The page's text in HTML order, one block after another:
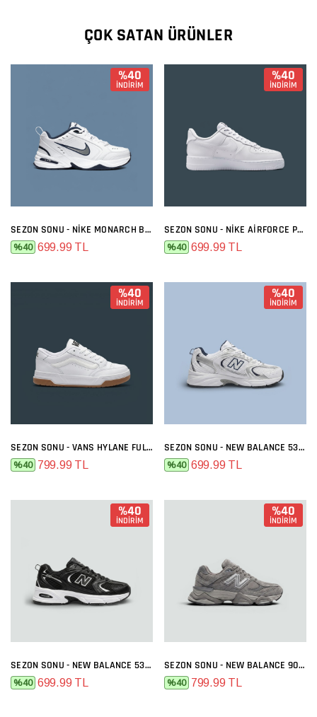
ÇOK SATAN ÜRÜNLER
%40
İNDİRİM
SEZON SONU - NIKE MONARCH BEYAZ SIYAH
%40 699.99 TL
%40
İNDİRİM
SEZON SONU - NIKE AIRFORCE PREMIUM FULL BEYAZ
%40 699.99 TL
%40
İNDİRİM
SEZON SONU - VANS HYLANE FULL BEYAZ
%40 799.99 TL
%40
İNDİRİM
SEZON SONU - NEW BALANCE 530 BEYAZ LACI
%40 699.99 TL
%40
İNDİRİM
SEZON SONU - NEW BALANCE 530 SIYAH BEYAZ
%40 699.99 TL
%40
İNDİRİM
SEZON SONU - NEW BALANCE 9060 GRI FÜME
%40 799.99 TL